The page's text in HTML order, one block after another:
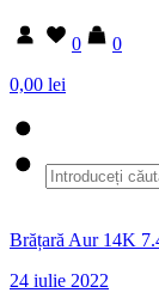
0
0
0,00 lei
Brățară Aur 14K
24 iulie 2022